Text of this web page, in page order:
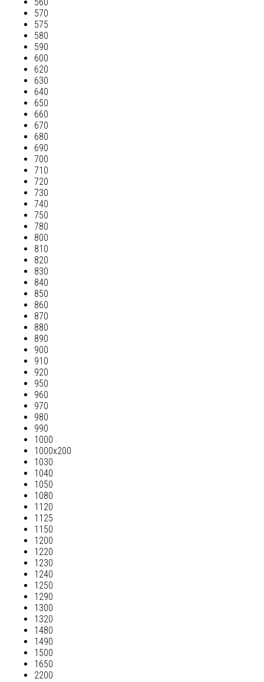
560
570
575
580
590
600
620
630
640
650
660
670
680
690
700
710
720
730
740
750
780
800
810
820
830
840
850
860
870
880
890
900
910
920
950
960
970
980
990
1000
1000х200
1030
1040
1050
1080
1120
1125
1150
1200
1220
1230
1240
1250
1290
1300
1320
1480
1490
1500
1650
2200